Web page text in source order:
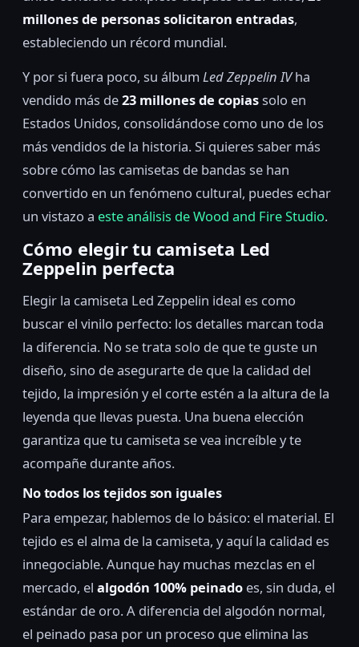
millones de personas solicitaron entradas,
estableciendo un récord mundial.
Y por si fuera poco, su álbum Led Zeppelin IVha
vendido más de23 millones de copiassolo en
Estados Unidos, consolidándose como uno de los
más vendidos de la historia. Si quieres saber más
sobre cómo las camisetas de bandas se han
convertido en un fenómeno cultural, puedes echar
un vistazo a este análisis de Wood and Fire Studio.
Cómo elegir tu camiseta Led
Zeppelin perfecta
Elegir la camiseta Led Zeppelin ideal es como
buscar el vinilo perfecto: los detalles marcan toda
la diferencia. No se trata solo de que te guste un
diseño, sino de asegurarte de que la calidad del
tejido, la impresión y el corte estén a la altura de la
leyenda que llevas puesta. Una buena elección
garantiza que tu camiseta se vea increíble y te
acompañe durante años.
No todos los tejidos son iguales
Para empezar, hablemos de lo básico: el material. El
tejido es el alma de la camiseta, y aquí la calidad es
innegociable. Aunque hay muchas mezclas en el
mercado, el algodón 100% peinado es, sin duda, el
estándar de oro. A diferencia del algodón normal,
el peinado pasa por un proceso que elimina las